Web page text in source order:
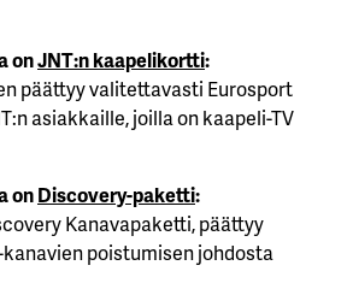
onJNT:n kaapelikortti:
päättyy valitettavasti Eurosport
asiakkaille, joilla on kaapeli-TV
onDiscovery-paketti:
Kanavapaketti, päättyy
poistumisen johdosta